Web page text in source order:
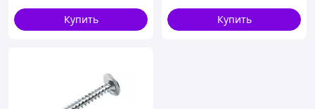
Купить
Купить